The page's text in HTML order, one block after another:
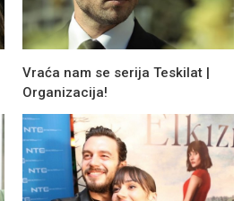
Vraća nam se serija Teskilat |
Organizacija!